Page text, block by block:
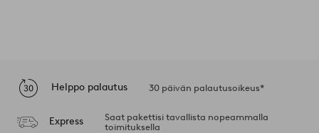
Helppo palautus 30 päivän palautusoikeus*
Express
Saat pakettisi tavallista nopeammalla
toimituksella